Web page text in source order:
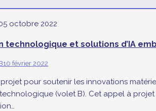
octobre 2022
technologique et solutions d’IA
10 février 2022
pour soutenir les innovations
(volet B). Cet appel à